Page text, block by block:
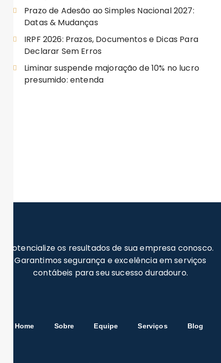
Prazo de Adesão ao Simples Nacional 2027:
Datas & Mudanças
IRPF 2026: Prazos, Documentos e Dicas Para
Declarar Sem Erros
Liminar suspende majoração de 10% no lucro
presumido: entenda
Potencialize os resultados de sua empresa conosco.
Garantimos segurança e excelência em serviços
contábeis para seu sucesso duradouro.
Home Sobre Equipe Serviços Blog